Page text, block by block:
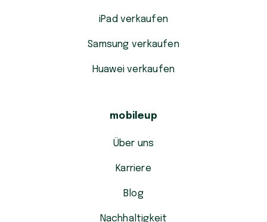
iPad verkaufen
Samsung verkaufen
Huawei verkaufen
mobileup
Über uns
Karriere
Blog
Nachhaltigkeit